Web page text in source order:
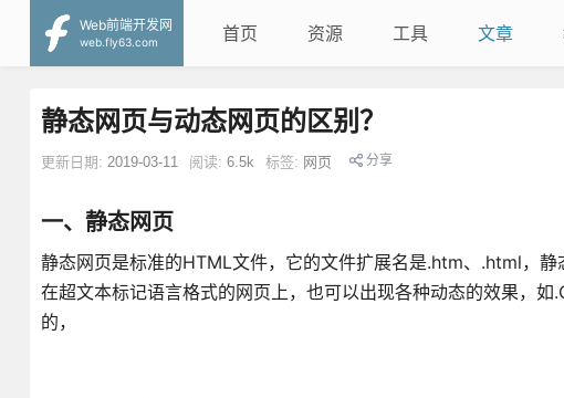
Web前端开发网
web.fly63.com
首页 资源 工具 文章
静态网页与动态网页的区别？
更新日期: 2019-03-11 阅读: 6.5k 标签: 网页 分享
一、静态网页
静态网页是标准的HTML文件，它的文件扩展名是.htm、.html，
在超文本标记语言格式的网页上，也可以出现各种动态的效果，
的，